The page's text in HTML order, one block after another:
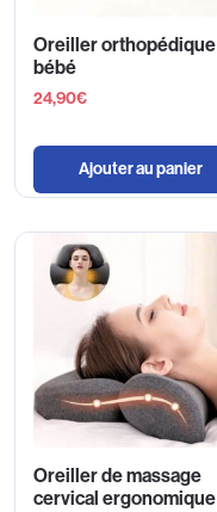
Oreiller orthopédique
bébé
24,90€
Ajouter au panier
Oreiller de massage
cervical ergonomique